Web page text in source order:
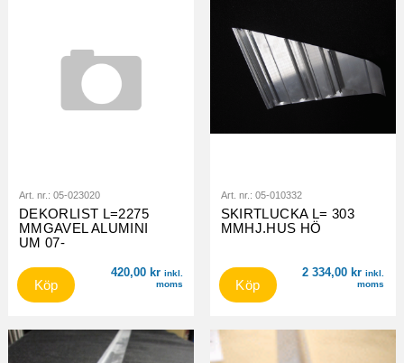
Art. nr.: 05-023020
DEKORLIST L=2275
MMGAVEL ALUMINI
UM 07-
420,00 kr inkl.
moms
Köp
Art. nr.: 05-010332
SKIRTLUCKA L= 303
MMHJ.HUS HÖ
2 334,00 kr inkl.
moms
Köp